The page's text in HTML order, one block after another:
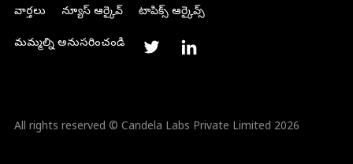
వార్తలు
న్యూస్ ఆర్కైవ్ టాపిక్స్ ఆర్కైవ్స్
మమ్మల్ని అనుసరించండి
All rights reserved © Candela Labs Private Limited 2026